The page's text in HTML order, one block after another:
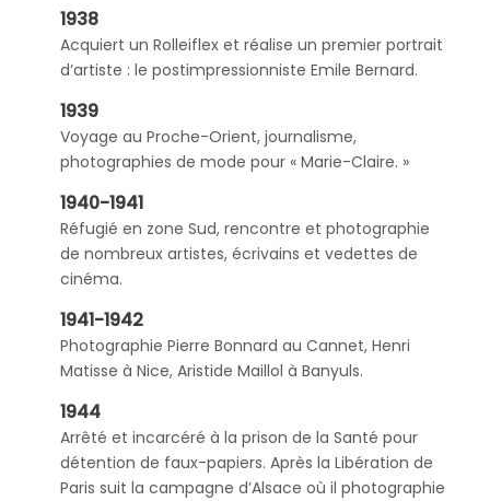
1938
Acquiert un Rolleiflex et réalise un premier portrait
d’artiste : le postimpressionniste Emile Bernard.
1939
Voyage au Proche-Orient, journalisme,
photographies de mode pour « Marie-Claire. »
1940-1941
Réfugié en zone Sud, rencontre et photographie
de nombreux artistes, écrivains et vedettes de
cinéma.
1941-1942
Photographie Pierre Bonnard au Cannet, Henri
Matisse à Nice, Aristide Maillol à Banyuls.
1944
Arrêté et incarcéré à la prison de la Santé pour
détention de faux-papiers. Après la Libération de
Paris suit la campagne d’Alsace où il photographie